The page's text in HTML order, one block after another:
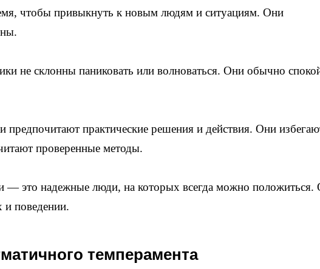
чтобы привыкнуть к новым людям и ситуациям. Они
не склонны паниковать или волноваться. Они обычно
предпочитают практические решения и действия. Они
проверенные методы.
— это надежные люди, на которых всегда можно положиться.
и поведении.
темперамента